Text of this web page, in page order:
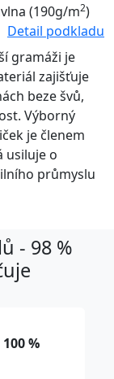
(190g/m2)
Detail podkladu
gramáži je
zajišťuje
beze švů,
Výborný
je členem
usiluje o
průmyslu
- 98 %
100 %